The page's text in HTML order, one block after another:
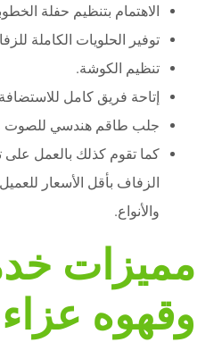
الاهتمام بتنظيم حفلة
توفير الحلويات الكاملة
تنظيم الكوشة.
إتاحة فريق كامل
جلب طاقم هندسي للصوت
كما تقوم كذلك بالعمل على
الزفاف بأقل الأسعار
والأنواع.
مميزات
وقهوه عزاء